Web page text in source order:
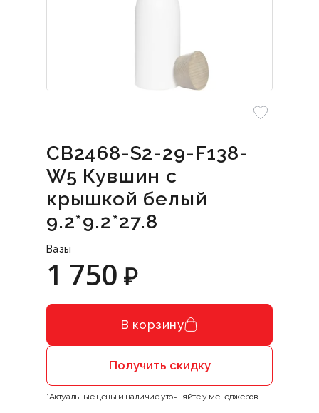
CB2468-S2-29-F138-
W5 Кувшин с
крышкой белый
9.2*9.2*27.8
Вазы
1 750 ₽
В корзину
Получить скидку
*Актуальные цены и наличие уточняйте у менеджеров